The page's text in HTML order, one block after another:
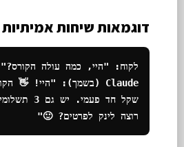
דוגמאות שיחות אמיתיות
רוצה לינק לפרטים? 🙂"